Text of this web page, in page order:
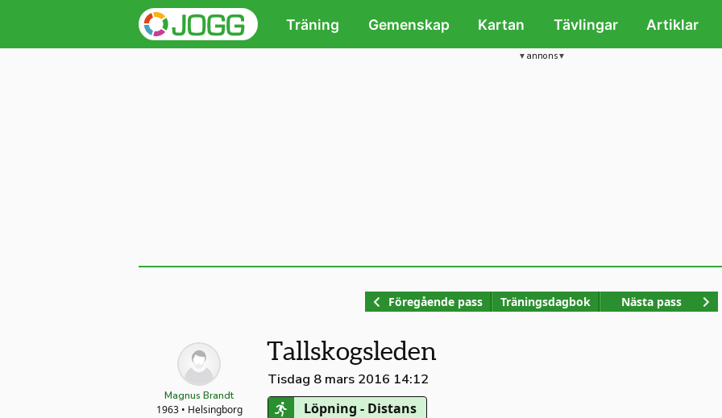
Träning Gemenskap Kartan Tävlingar Artiklar
annons
Föregående pass Träningsdagbok Nästa pass
Magnus Brandt
1963 • Helsingborg
Tallskogsleden
Tisdag 8 mars 2016 14:12
Löpning - Distans